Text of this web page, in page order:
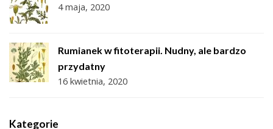
4 maja, 2020
Rumianek w fitoterapii. Nudny, ale bardzo
przydatny
16 kwietnia, 2020
Kategorie